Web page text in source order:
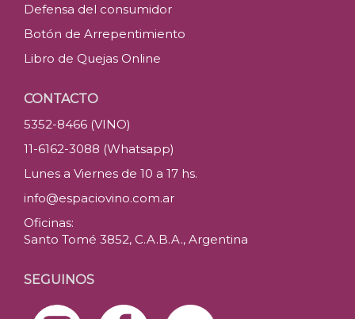
Defensa del consumidor
Botón de Arrepentimiento
Libro de Quejas Online
CONTACTO
5352-8466 (VINO)
11-6162-3088 (Whatsapp)
Lunes a Viernes de 10 a 17 hs.
info@espaciovino.com.ar
Oficinas:
Santo Tomé 3852, C.A.B.A., Argentina
SEGUINOS